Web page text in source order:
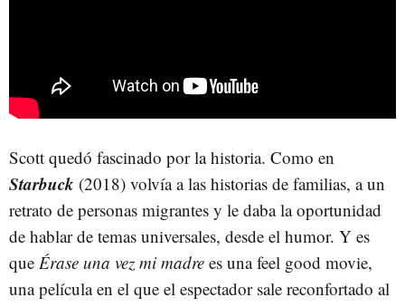
Scott quedó fascinado por la historia. Como en
Starbuck (2018) volvía a las historias de familias, a un
retrato de personas migrantes y le daba la oportunidad
de hablar de temas universales, desde el humor. Y es
que Érase una vez mi madre es una feel good movie,
una película en el que el espectador sale reconfortado al